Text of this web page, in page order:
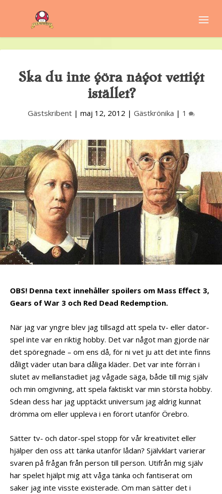
Ska du inte göra något vettigt
istället?
Gästskribent| maj 12, 2012 | Gästkrönika | 1
OBS! Denna text innehåller spoilers om Mass Effect 3,
Gears of War 3 och Red Dead Redemption.
När jag var yngre blev jag tillsagd att spela tv- eller dator-
spel inte var en riktig hobby. Det var något man gjorde när
det spöregnade – om ens då, för ni vet ju att det inte finns
dåligt väder utan bara dåliga kläder. Det var inte förrän i
slutet av mellanstadiet jag vågade säga, både till mig själv
och min omgivning, att spela faktiskt var min största hobby.
Sdean dess har jag upptäckt universum jag aldrig kunnat
drömma om eller uppleva i en förort utanför Örebro.
Sätter tv- och dator-spel stopp för vår kreativitet eller
hjälper den oss att tänka utanför lådan? Självklart varierar
svaren på frågan från person till person. Utifrån mig själv
har spelet hjälpt mig att våga tänka och fantiserat om
saker jag inte visste existerade. Om man sätter det i